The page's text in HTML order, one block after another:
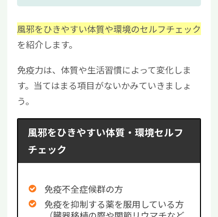
風邪をひきやすい体質や環境のセルフチェック
を紹介します。
免疫力は、体質や生活習慣によって変化しま
す。当てはまる項目がないかみていきましょ
う。
風邪をひきやすい体質・環境セルフ
チェック
免疫不全症候群の方
免疫を抑制する薬を服用している方